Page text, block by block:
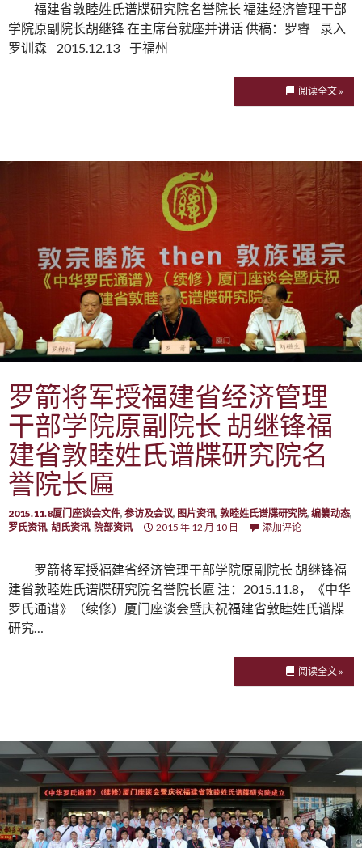
福建省敦睦姓氏谱牒研究院名誉院长 福建经济管理干部
学院原副院长胡继锋 在主席台就座并讲话 供稿：罗睿 录入
罗训森 2015.12.13 于福州
阅读全文 »
罗箭将军授福建省经济管理
干部学院原副院长 胡继锋福
建省敦睦姓氏谱牒研究院名
誉院长匾
2015.11.8厦门座谈会文件, 参访及会议, 图片资讯, 敦睦姓氏谱牒研究院, 编纂动态,
罗氏资讯, 胡氏资讯, 院部资讯 2015 年 12 月 10 日 添加评论
罗箭将军授福建省经济管理干部学院原副院长 胡继锋福
建省敦睦姓氏谱牒研究院名誉院长匾 注：2015.11.8，《中华
罗氏通谱》（续修）厦门座谈会暨庆祝福建省敦睦姓氏谱牒
研究…
阅读全文 »